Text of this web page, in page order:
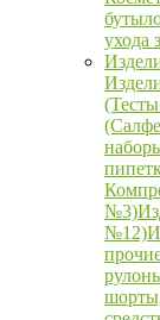
ухода
№3)
№12)